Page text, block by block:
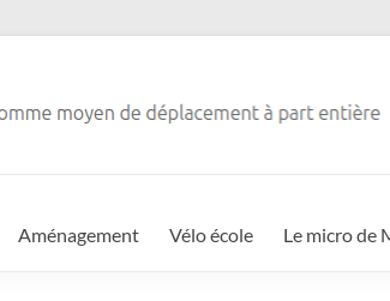
Aménagement Vélo école Le micro de